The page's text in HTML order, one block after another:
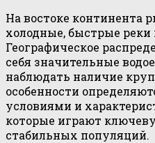
На востоке континента
холодные, быстрые реки
Географическое
себя значительные
наблюдать наличие
особенности
условиями и
которые играют
стабильных популяций.